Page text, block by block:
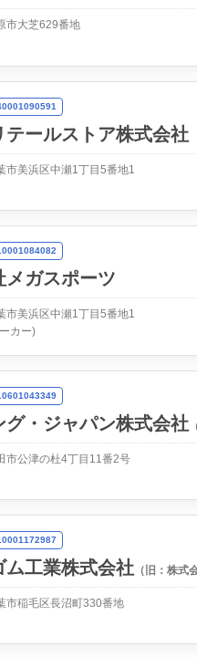
市大芝629番地
テールストア株式会社
市美浜区中瀬1丁目5番地1
メガスポーツ
市美浜区中瀬1丁目5番地1
カー)
グ・ジャパン株式会社
市公津の杜4丁目11番2号
ム工業株式会社 （旧：株式
市稲毛区長沼町330番地